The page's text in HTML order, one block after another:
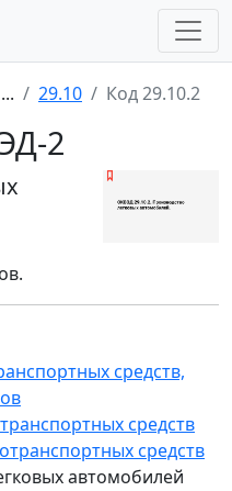
... 29.10 Код 29.10.2
2
средств,
средств
средств
автомобилей